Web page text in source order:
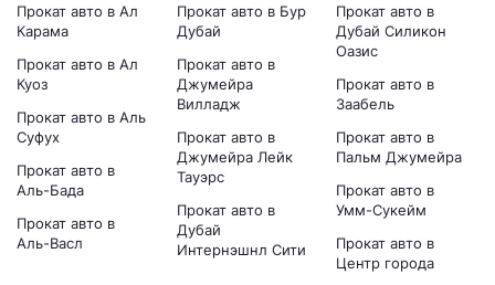
Прокат авто в Ал
Карама
Прокат авто в Ал
Куоз
Прокат авто в Аль
Суфух
Прокат авто в
Аль-Бада
Прокат авто в
Аль-Васл
Прокат авто в Бур
Дубай
Прокат авто в
Джумейра
Вилладж
Прокат авто в
Джумейра Лейк
Тауэрс
Прокат авто в
Дубай
Интернэшнл Сити
Прокат авто в
Дубай Силикон
Оазис
Прокат авто в
Заабель
Прокат авто в
Пальм Джумейра
Прокат авто в
Умм-Сукейм
Прокат авто в
Центр города